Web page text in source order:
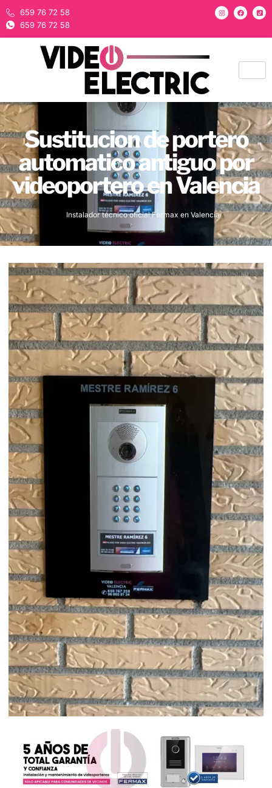
659 76 72 58
659 76 72 58
Sustitucion de portero
automatico antiguo por
videoportero en Valencia
Instalador técnico oficial Fermax en Valencia